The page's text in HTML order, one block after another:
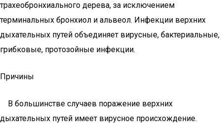
трахеобронхиального дерева, за исключением
терминальных бронхиол и альвеол. Инфекции верхних
дыхательных путей объединяет вирусные, бактериальные,
грибковые, протозойные инфекции.
Причины
В большинстве случаев поражение верхних
дыхательных путей имеет вирусное происхождение.